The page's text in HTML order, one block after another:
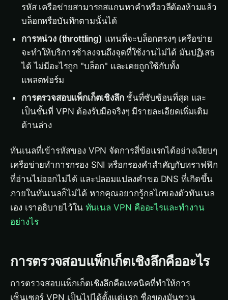
รหัส เครือข่ายสามารถสแกนหาคำหรือวลีต้องห้ามแล้ว
บล็อกหรือบันทึกตามนั้นได้
การหน่วง (throttling) แทนที่จะบล็อกตรงๆ เครือข่าย
จะทำให้บริการช้าลงจนถึงจุดที่ใช้งานไม่ได้ มันปฏิเสธ
ได้ ไม่มีอะไรถูก "บล็อก" และเคยถูกใช้กับทั้ง
แพลตฟอร์ม
การตรวจสอบแพ็กเก็ตเชิงลึกชั้นที่ซับซ้อนที่สุด และ
เป็นชั้นที่ VPN ต้องรับมือจริงๆ มีรายละเอียดเพิ่มเติม
ด้านล่าง
ทันเนลที่เข้ารหัสของ VPN จัดการสี่ข้อแรกได้อย่างเงียบๆ
เครือข่ายทำการกรอง SNI หรือกรองคำสำคัญกับทราฟฟิก
ที่อ่านไม่ออกไม่ได้ และปลอมแปลงคำขอ DNS ที่เกิดขึ้น
ภายในทันเนลก็ไม่ได้ หากคุณอยากรู้กลไกของตัวทันเนล
เอง เราอธิบายไว้ใน ทันเนล VPN คืออะไรและทำงาน
อย่างไร
การตรวจสอบแพ็กเก็ตเชิงลึกคืออะไร
การตรวจสอบแพ็กเก็ตเชิงลึกคือเทคนิคที่ทำให้การ
เซ็นเซอร์ VPN เป็นไปได้ตั้งแต่แรก ชื่อของมันชวน